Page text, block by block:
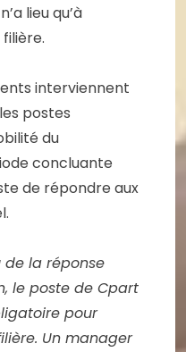
lieu qu’à
interviennent
postes
du
concluante
de répondre aux
de la réponse
le poste de Cpart
pour
Un manager